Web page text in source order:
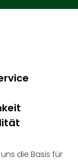
die Basis für